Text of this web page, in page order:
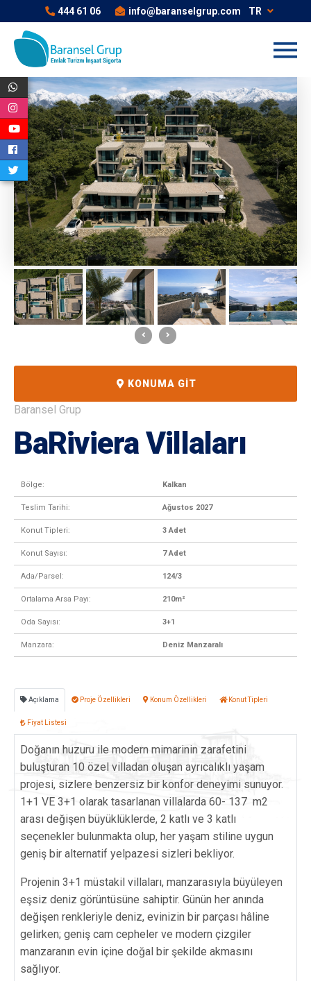
444 61 06 info@baranselgrup.com TR
KONUMA GIT
Baransel Grup
BaRiviera Villaları
Bölge: Kalkan
Teslim Tarihi: Ağustos 2027
Konut Tipleri: 3 Adet
Konut Sayısı: 7 Adet
Ada/Parsel: 124/3
Ortalama Arsa Payı: 210m²
Oda Sayısı: 3+1
Manzara: Deniz Manzaralı
Açıklama Proje Özellikleri Konum Özellikleri Konut Tipleri
Fiyat Listesi
Doğanın huzuru ile modern mimarinin zarafetini
buluşturan 10 özel villadan oluşan ayrıcalıklı yaşam
projesi, sizlere benzersiz bir konfor deneyimi sunuyor.
1+1 VE 3+1 olarak tasarlanan villalarda 60- 137 m2
arası değişen büyüklüklerde, 2 katlı ve 3 katlı
seçenekler bulunmakta olup, her yaşam stiline uygun
geniş bir alternatif yelpazesi sizleri bekliyor.
Projenin 3+1 müstakil villaları, manzarasıyla büyüleyen
eşsiz deniz görüntüsüne sahiptir. Günün her anında
değişen renkleriyle deniz, evinizin bir parçası hâline
gelirken; geniş cam cepheler ve modern çizgiler
manzaranın evin içine doğal bir şekilde akmasını
sağlıyor.